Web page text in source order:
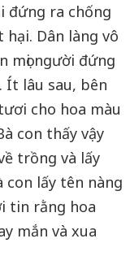
đứng ra chống
Dân làng vô
mọi người đứng
Ít lâu sau, bên
cho hoa màu
con thấy vậy
trồng và lấy
con lấy tên nàng
tin rằng hoa
mắn và xua